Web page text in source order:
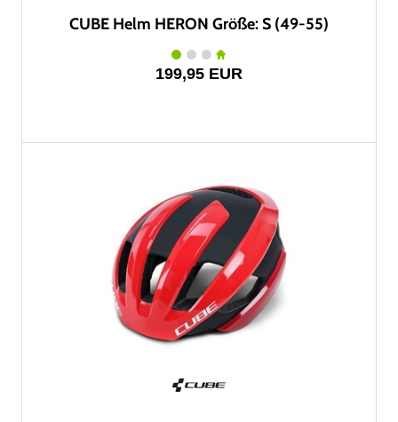
CUBE Helm HERON Größe: S (49-55)
199,95 EUR